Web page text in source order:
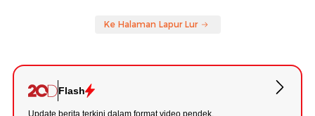
Ke Halaman Lapur Lur
Flash